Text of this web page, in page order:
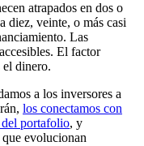
atrapados en dos o
diez, veinte, o más casi
Las
El factor
el dinero.
a los inversores a
los conectamos con
del portafolio, y
evolucionan